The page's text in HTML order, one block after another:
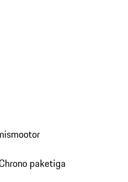
paketiga